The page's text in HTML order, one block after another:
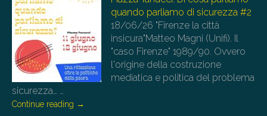
quando parliamo di sicurezza #2
18/06/26 "Firenze la città
insicura"Matteo Magni (Unifi). Il
"caso Firenze" 1989/90. Ovvero
l'origine della costruzione
mediatica e politica del problema
sicurezza… …
Continue reading →